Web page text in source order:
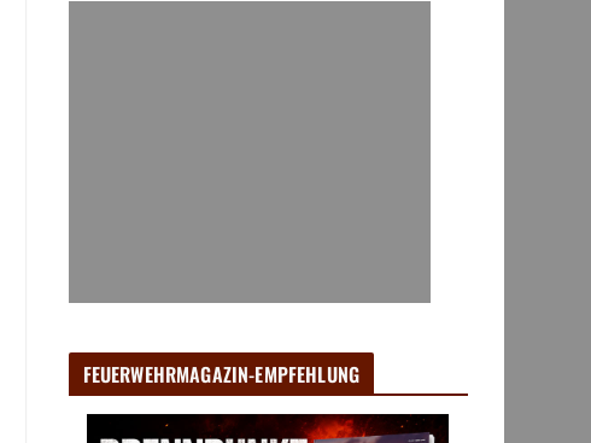
FEUERWEHRMAGAZIN-EMPFEHLUNG